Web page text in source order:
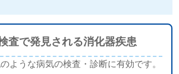
査で発見される消化器疾患
ような病気の検査・診断に有効です。